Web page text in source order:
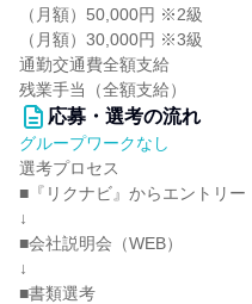
（月額）50,000円 ※2級
（月額）30,000円 ※3級
通勤交通費全額支給
残業手当（全額支給）
応募・選考の流れ
グループワークなし
選考プロセス
■『リクナビ』からエントリー
↓
■会社説明会（WEB）
↓
■書類選考